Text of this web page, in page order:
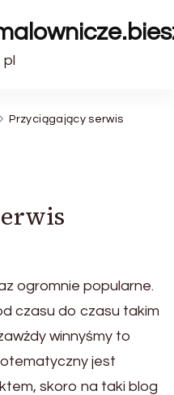
pl
Przyciągający serwis
ogromnie popularne.
czasu do czasu takim
winnyśmy to
jest
skoro na taki blog